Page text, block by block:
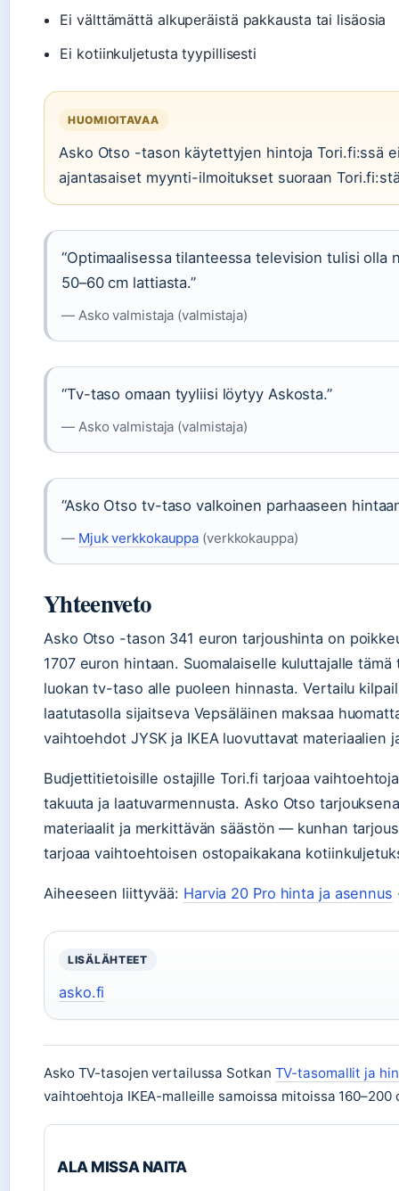
Ei välttämättä alkuperäistä pakkausta tai lisäosia
Ei kotiinkuljetusta tyypillisesti
HUOMIOITAVAA
Asko Otso -tason käytettyjen hintoja Tori.fi:ssä
ajantasaiset myynti-ilmoitukset suoraan
“Optimaalisessa tilanteessa television tulisi olla
50–60 cm lattiasta.”
— Asko valmistaja (valmistaja)
“Tv-taso omaan tyyliisi löytyy Askosta.”
— Asko valmistaja (valmistaja)
“Asko Otso tv-taso valkoinen parhaaseen
— Mjuk verkkokauppa (verkkokauppa)
Yhteenveto
Asko Otso -tason 341 euron tarjoushinta on
1707 euron hintaan. Suomalaiselle kuluttajalle
luokan tv-taso alle puoleen hinnasta. Vertailu
laatutasolla sijaitseva Vepsäläinen maksaa
vaihtoehdot JYSK ja IKEA luovuttavat materiaalien
Budjettitietoisille ostajille Tori.fi tarjoaa
takuuta ja laatuvarmennusta. Asko Otso
materiaalit ja merkittävän säästön — kunhan
tarjoaa vaihtoehtoisen ostopaikakana
Aiheeseen liittyvää: Harvia 20 Pro hinta ja asennus
LISÄLÄHTEET
asko.fi
Asko TV-tasojen vertailussa Sotkan TV-tasomallit ja
vaihtoehtoja IKEA-malleille samoissa mitoissa 160–200
ALA MISSA NAITA